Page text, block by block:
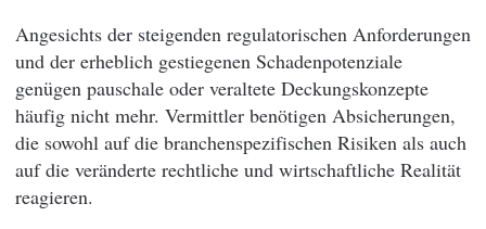
Angesichts der steigenden regulatorischen Anforderungen
und der erheblich gestiegenen Schadenpotenziale
genügen pauschale oder veraltete Deckungskonzepte
häufig nicht mehr. Vermittler benötigen Absicherungen,
die sowohl auf die branchenspezifischen Risiken als auch
auf die veränderte rechtliche und wirtschaftliche Realität
reagieren.